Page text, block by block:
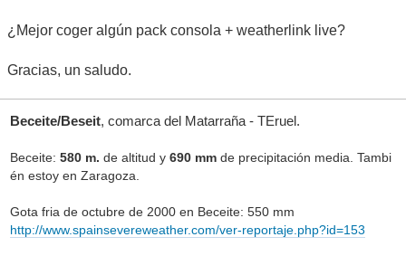
¿Mejor coger algún pack consola + weatherlink live?
Gracias, un saludo.
Beceite/Beseit, comarca del Matarraña - TEruel.
Beceite: 580 m. de altitud y 690 mmde precipitación media. Tambi
én estoy en Zaragoza.
Gota fria de octubre de 2000 en Beceite: 550 mm
http://www.spainsevereweather.com/ver-reportaje.php?id=153